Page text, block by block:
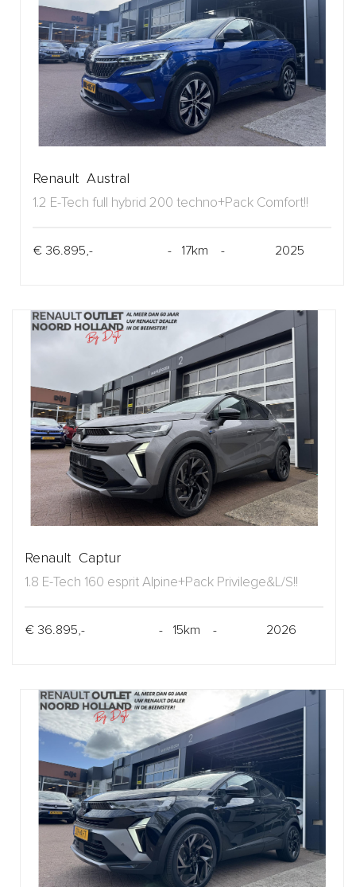
Renault Austral
1.2 E-Tech full hybrid 200 techno+Pack Comfort!!
€ 36.895,- - 17km - 2025
Renault Captur
1.8 E-Tech 160 esprit Alpine+Pack Privilege&L/S!!
€ 36.895,- - 15km - 2026